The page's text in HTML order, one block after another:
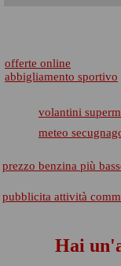
offerte online
abbigliamento sportivo
volantini
meteo
prezzo benzina più
pubblicita attività
Hai